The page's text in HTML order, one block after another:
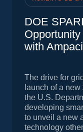
DOE
with
The drive for
launch of a
the U.S.
developing
to unveil a new
technology